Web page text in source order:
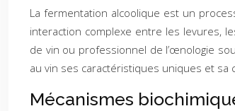
La fermentation alcoolique est un
interaction complexe entre les levures,
de vin ou professionnel de l’œnologie
au vin ses caractéristiques uniques et sa
Mécanismes